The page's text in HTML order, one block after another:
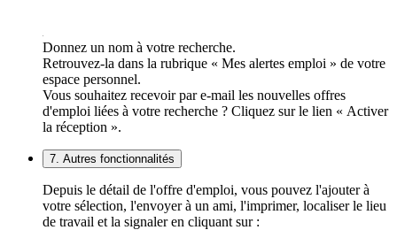
Donnez un nom à votre recherche.
Retrouvez-la dans la rubrique « Mes alertes emploi » de votre
espace personnel.
Vous souhaitez recevoir par e-mail les nouvelles offres
d'emploi liées à votre recherche ? Cliquez sur le lien « Activer
la réception ».
7. Autres fonctionnalités
Depuis le détail de l'offre d'emploi, vous pouvez l'ajouter à
votre sélection, l'envoyer à un ami, l'imprimer, localiser le lieu
de travail et la signaler en cliquant sur :